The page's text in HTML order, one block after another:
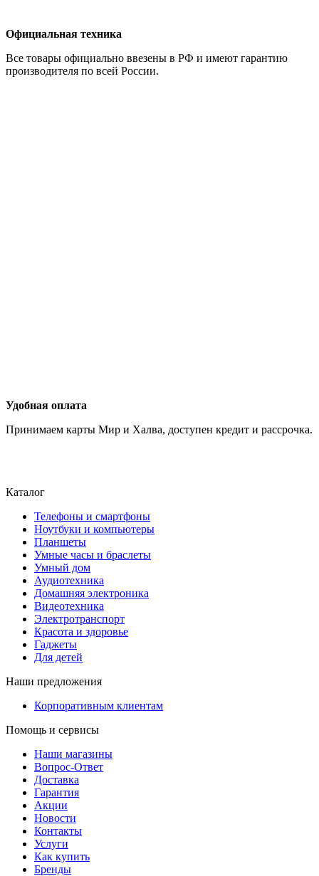
Официальная техника
Все товары официально ввезены в РФ и имеют гарантию
производителя по всей России.
Удобная оплата
Принимаем карты Мир и Халва, доступен кредит и рассрочка.
Каталог
Телефоны и смартфоны
Ноутбуки и компьютеры
Планшеты
Умные часы и браслеты
Умный дом
Аудиотехника
Домашняя электроника
Видеотехника
Электротранспорт
Красота и здоровье
Гаджеты
Для детей
Наши предложения
Корпоративным клиентам
Помощь и сервисы
Наши магазины
Вопрос-Ответ
Доставка
Гарантия
Акции
Новости
Контакты
Услуги
Как купить
Бренды